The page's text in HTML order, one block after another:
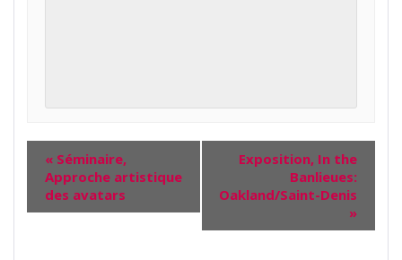
« Séminaire,
Approche artistique
des avatars
Exposition, In the
Banlieues:
Oakland/Saint-Denis
»